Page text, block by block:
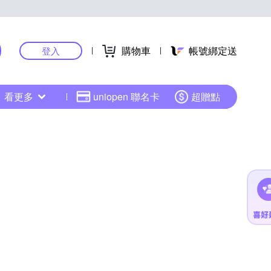
登入 購物車 帳號綁定送
看更多 uniopen 聯名卡 超贈點